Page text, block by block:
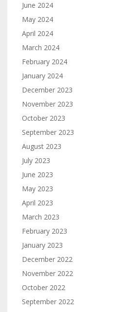
June 2024
May 2024
April 2024
March 2024
February 2024
January 2024
December 2023
November 2023
October 2023
September 2023
August 2023
July 2023
June 2023
May 2023
April 2023
March 2023
February 2023
January 2023
December 2022
November 2022
October 2022
September 2022